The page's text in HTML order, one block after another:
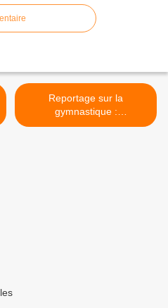
Reportage sur la
gymnastique :
"Gymnastes", Année 2013,